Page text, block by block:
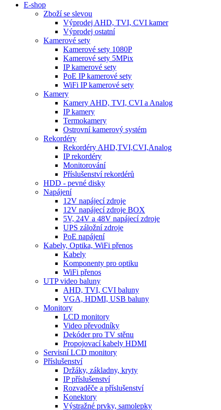
E-shop
Zboží se slevou
Výprodej AHD, TVI, CVI kamer
Výprodej ostatní
Kamerové sety
Kamerové sety 1080P
Kamerové sety 5MPix
IP kamerové sety
PoE IP kamerové sety
WiFi IP kamerové sety
Kamery
Kamery AHD, TVI, CVI a Analog
IP kamery
Termokamery
Ostrovní kamerový systém
Rekordéry
Rekordéry AHD,TVI,CVI,Analog
IP rekordéry
Monitorování
Příslušenství rekordérů
HDD - pevné disky
Napájení
12V napájecí zdroje
12V napájecí zdroje BOX
5V, 24V a 48V napájecí zdroje
UPS záložní zdroje
PoE napájení
Kabely, Optika, WiFi přenos
Kabely
Komponenty pro optiku
WiFi přenos
UTP video baluny
AHD, TVI, CVI baluny
VGA, HDMI, USB baluny
Monitory
LCD monitory
Video převodníky
Dekóder pro TV stěnu
Propojovací kabely HDMI
Servisní LCD monitory
Příslušenství
Držáky, základny, kryty
IP příslušenství
Rozvaděče a příslušenství
Konektory
Výstražné prvky, samolepky